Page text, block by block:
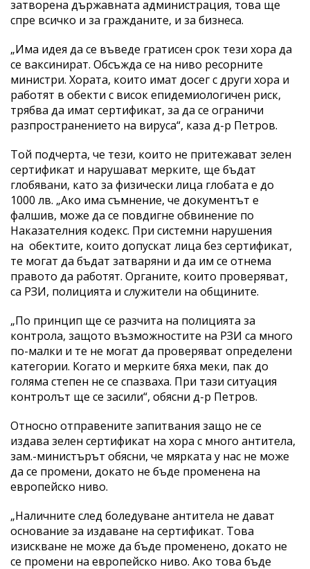
затворена държавната администрация, това ще
спре всичко и за гражданите, и за бизнеса.
„Има идея да се въведе гратисен срок тези хора да
се ваксинират. Обсъжда се на ниво ресорните
министри. Хората, които имат досег с други хора и
работят в обекти с висок епидемиологичен риск,
трябва да имат сертификат, за да се ограничи
разпространението на вируса“, каза д-р Петров.
Той подчерта, че тези, които не притежават зелен
сертификат и нарушават мерките, ще бъдат
глобявани, като за физически лица глобата е до
1000 лв. „Ако има съмнение, че документът е
фалшив, може да се повдигне обвинение по
Наказателния кодекс. При системни нарушения
на обектите, които допускат лица без сертификат,
те могат да бъдат затваряни и да им се отнема
правото да работят. Органите, които проверяват,
са РЗИ, полицията и служители на общините.
„По принцип ще се разчита на полицията за
контрола, защото възможностите на РЗИ са много
по-малки и те не могат да проверяват определени
категории. Когато и мерките бяха меки, пак до
голяма степен не се спазваха. При тази ситуация
контролът ще се засили“, обясни д-р Петров.
Относно отправените запитвания защо не се
издава зелен сертификат на хора с много антитела,
зам.-министърът обясни, че мярката у нас не може
да се промени, докато не бъде променена на
европейско ниво.
„Наличните след боледуване антитела не дават
основание за издаване на сертификат. Това
изискване не може да бъде променено, докато не
се промени на европейско ниво. Ако това бъде